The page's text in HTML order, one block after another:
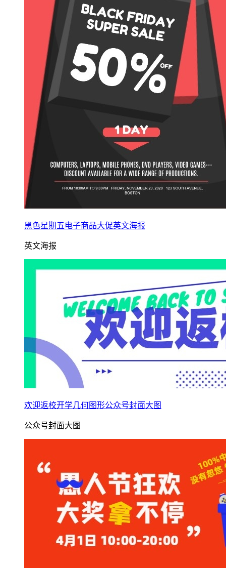
黑色星期五电子商品大促英文海报
英文海报
欢迎返校开学几何图形公众号封面大图
公众号封面大图